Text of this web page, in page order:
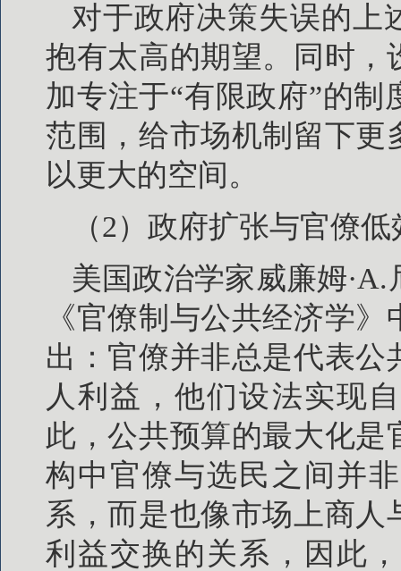
对于政府决策失误的上
抱有太高的期望。同时，
加专注于“有限政府”的
范围，给市场机制留下更
以更大的空间。
（2）政府扩张与官僚
美国政治学家威廉姆·A.
《官僚制与公共经济学
出：官僚并非总是代表
人利益，他们设法实现
此，公共预算的最大化
构中官僚与选民之间并
系，而是也像市场上商
利益交换的关系，因此